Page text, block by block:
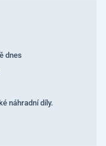
dnes
náhradní díly.